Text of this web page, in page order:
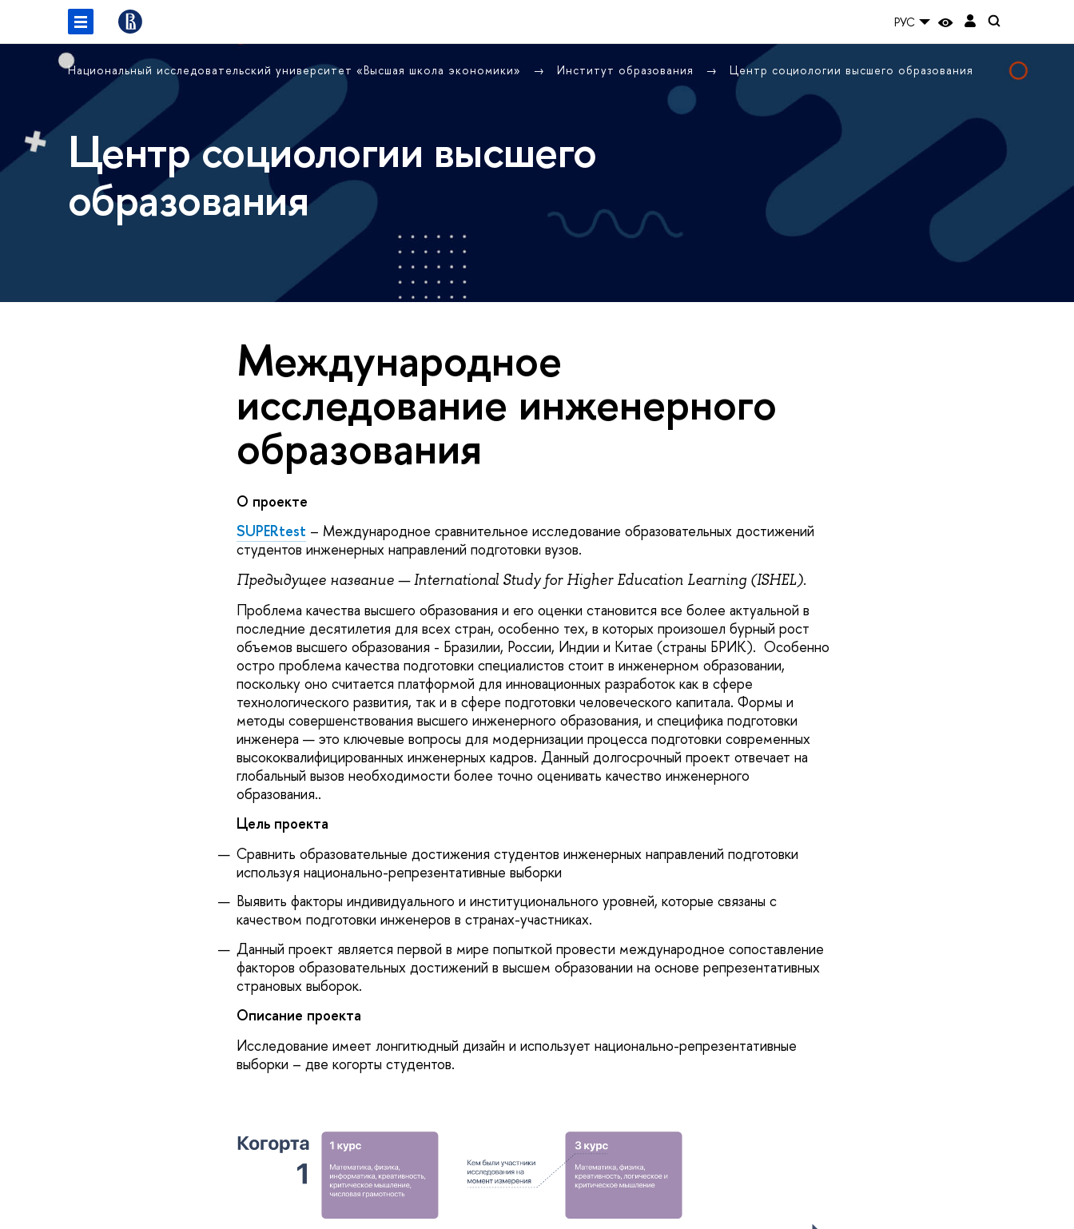
РУС
Национальный исследовательский университет «Высшая школа экономики» Институт образования Центр социологии высшего образования
Центр социологии высшего
образования
Международное
исследование инженерного
образования
О проекте
SUPERtest – Международное сравнительное исследование образовательных достижений
студентов инженерных направлений подготовки вузов.
Предыдущее название— International Study for Higher Education Learning (ISHEL).
Проблема качества высшего образования и его оценки становится все более актуальной в
последние десятилетия для всех стран, особенно тех, в которых произошел бурный рост
объемов высшего образования - Бразилии, России, Индии и Китае (страны БРИК). Особенно
остро проблема качества подготовки специалистов стоит в инженерном образовании,
поскольку оно считается платформой для инновационных разработок как в сфере
технологического развития, так и в сфере подготовки человеческого капитала. Формы и
методы совершенствования высшего инженерного образования, и специфика подготовки
инженера — это ключевые вопросы для модернизации процесса подготовки современных
высококвалифицированных инженерных кадров. Данный долгосрочный проект отвечает на
глобальный вызов необходимости более точно оценивать качество инженерного
образования..
Цель проекта
Сравнить образовательные достижения студентов инженерных направлений подготовки
используя национально-репрезентативные выборки
Выявить факторы индивидуального и институционального уровней, которые связаны с
качеством подготовки инженеров в странах-участниках.
Данный проект является первой в мире попыткой провести международное сопоставление
факторов образовательных достижений в высшем образовании на основе репрезентативных
страновых выборок.
Описание проекта
Исследование имеет лонгитюдный дизайн и использует национально-репрезентативные
выборки – две когорты студентов.